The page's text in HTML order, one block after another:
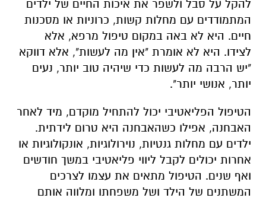
להקל על סבל ולשפר את איכות החיים של ילדים
המתמודדים עם מחלות קשות, כרוניות או מסכנות
חיים. היא לא באה במקום טיפול מרפא, אלא
לצידו. היא לא אומרת "אין מה לעשות", אלא דווקא
"יש הרבה מה לעשות כדי שיהיה טוב יותר, נעים
יותר, אנושי יותר".
הטיפול הפליאטיבי יכול להתחיל מוקדם, מיד לאחר
האבחנה, אפילו כשהאבחנה היא טרום לידתית.
ילדים עם מחלות גנטיות, נוירולוגיות, אונקולוגיות או
אחרות יכולים לקבל ליווי פליאטיבי במשך חודשים
ואף שנים. הטיפול מתאים את עצמו לצרכים
המשתנים של הילד ושל משפחתו ומלווה אותם